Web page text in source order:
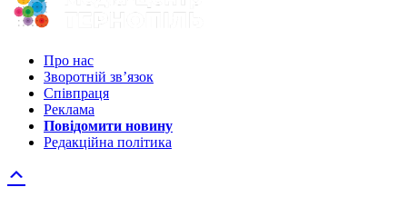
Про нас
Зворотній зв’язок
Співпраця
Реклама
Повідомити новину
Редакційна політика